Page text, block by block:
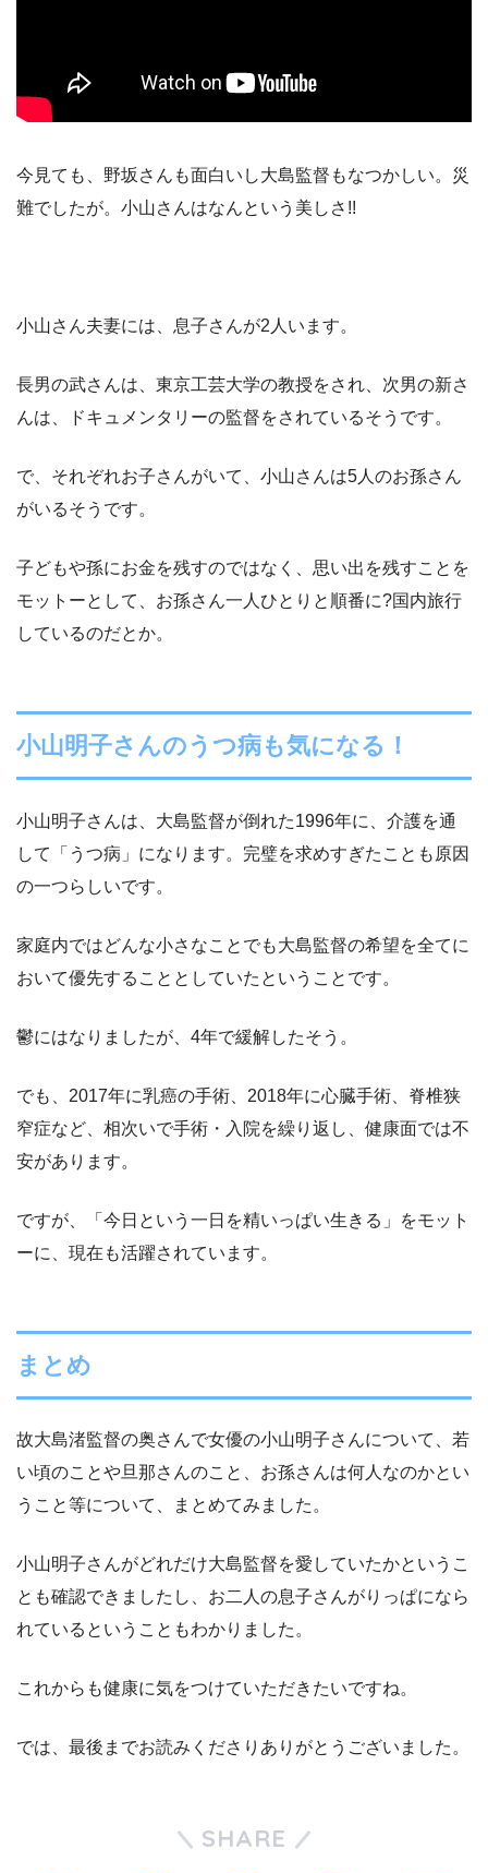
今見ても、野坂さんも面白いし大島監督もなつかしい。災
難でしたが。小山さんはなんという美しさ!!
小山さん夫妻には、息子さんが2人います。
長男の武さんは、東京工芸大学の教授をされ、次男の新さ
んは、ドキュメンタリーの監督をされているそうです。
で、それぞれお子さんがいて、小山さんは5人のお孫さん
がいるそうです。
子どもや孫にお金を残すのではなく、思い出を残すことを
モットーとして、お孫さん一人ひとりと順番に?国内旅行
しているのだとか。
小山明子さんのうつ病も気になる！
小山明子さんは、大島監督が倒れた1996年に、介護を通
して「うつ病」になります。完璧を求めすぎたことも原因
の一つらしいです。
家庭内ではどんな小さなことでも大島監督の希望を全てに
おいて優先することとしていたということです。
鬱にはなりましたが、4年で緩解したそう。
でも、2017年に乳癌の手術、2018年に心臓手術、脊椎狭
窄症など、相次いで手術・入院を繰り返し、健康面では不
安があります。
ですが、「今日という一日を精いっぱい生きる」をモット
ーに、現在も活躍されています。
まとめ
故大島渚監督の奥さんで女優の小山明子さんについて、若
い頃のことや旦那さんのこと、お孫さんは何人なのかとい
うこと等について、まとめてみました。
小山明子さんがどれだけ大島監督を愛していたかというこ
とも確認できましたし、お二人の息子さんがりっぱになら
れているということもわかりました。
これからも健康に気をつけていただきたいですね。
では、最後までお読みくださりありがとうございました。
SHARE